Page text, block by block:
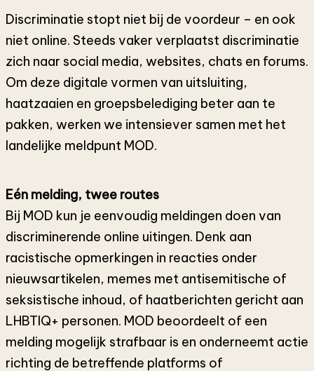
Discriminatie stopt niet bij de voordeur – en ook
niet online. Steeds vaker verplaatst discriminatie
zich naar social media, websites, chats en forums.
Om deze digitale vormen van uitsluiting,
haatzaaien en groepsbelediging beter aan te
pakken, werken we intensiever samen met het
landelijke meldpunt MOD.
Eén melding, twee routes
Bij MOD kun je eenvoudig meldingen doen van
discriminerende online uitingen. Denk aan
racistische opmerkingen in reacties onder
nieuwsartikelen, memes met antisemitische of
seksistische inhoud, of haatberichten gericht aan
LHBTIQ+ personen. MOD beoordeelt of een
melding mogelijk strafbaar is en onderneemt actie
richting de betreffende platforms of